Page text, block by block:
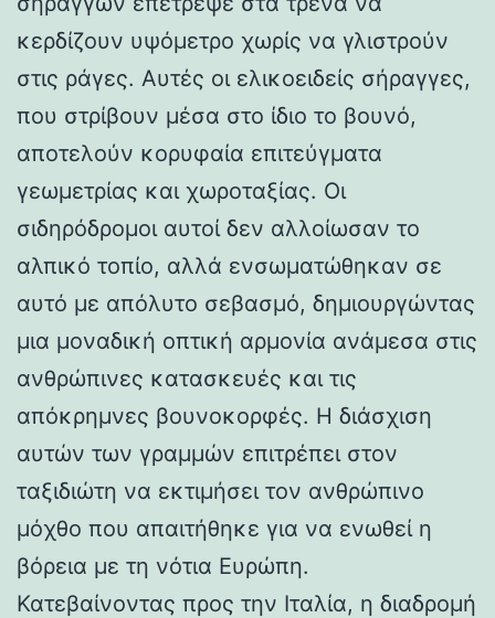
κερδίζουν υψόμετρο χωρίς να γλιστρούν
στις ράγες. Αυτές οι ελικοειδείς σήραγγες,
που στρίβουν μέσα στο ίδιο το βουνό,
αποτελούν κορυφαία επιτεύγματα
γεωμετρίας και χωροταξίας. Οι
σιδηρόδρομοι αυτοί δεν αλλοίωσαν το
αλπικό τοπίο, αλλά ενσωματώθηκαν σε
αυτό με απόλυτο σεβασμό, δημιουργώντας
μια μοναδική οπτική αρμονία ανάμεσα στις
ανθρώπινες κατασκευές και τις
απόκρημνες βουνοκορφές. Η διάσχιση
αυτών των γραμμών επιτρέπει στον
ταξιδιώτη να εκτιμήσει τον ανθρώπινο
μόχθο που απαιτήθηκε για να ενωθεί η
βόρεια με τη νότια Ευρώπη.
Κατεβαίνοντας προς την Ιταλία, η διαδρομή